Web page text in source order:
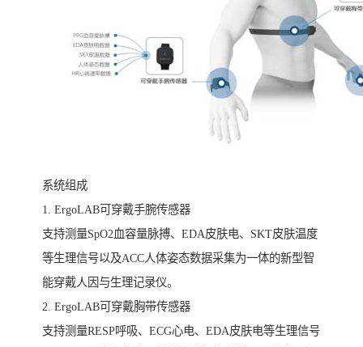
系统组成
1. ErgoLAB可穿戴手腕传感器
支持测量SpO2血容量脉搏、EDA皮肤电、SKT皮肤温度
等生理信号以及ACC人体姿态数据采集为一体的新型智
能穿戴人因与生理记录仪。
2. ErgoLAB可穿戴胸带传感器
支持测量RESP呼吸、ECG心电、EDA皮肤电等生理信号